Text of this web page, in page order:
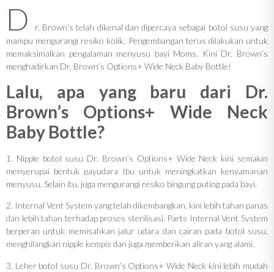
D
r. Brown’s telah dikenal dan dipercaya sebagai botol susu yang
mampu mengurangi resiko kolik. Pengembangan terus dilakukan untuk
memaksimalkan pengalaman menyusu bayi Moms. Kini Dr. Brown’s
menghadirkan Dr. Brown’s Options+ Wide Neck Baby Bottle!
Lalu, apa yang baru dari Dr.
Brown’s Options+ Wide Neck
Baby Bottle?
1. Nipple botol susu Dr. Brown’s Options+ Wide Neck kini semakin
menyerupai bentuk payudara Ibu untuk meningkatkan kenyamanan
menyusu. Selain itu, juga mengurangi resiko bingung puting pada bayi.
2. Internal Vent System yang telah dikembangkan, kini lebih tahan panas
dan lebih tahan terhadap proses sterilisasi. Parts Internal Vent System
berperan untuk memisahkan jalur udara dan cairan pada botol susu,
menghilangkan nipple kempis dan juga memberikan aliran yang alami.
3. Leher botol susu Dr. Brown’s Options+ Wide Neck kini lebih mudah